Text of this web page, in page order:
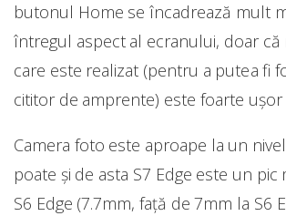
butonul Home se încadrează mult
întregul aspect al ecranului, doar că
care este realizat (pentru a putea fi
cititor de amprente) este foarte ușor
Camera foto este aproape la un
poate și de asta S7 Edge este un pic
S6 Edge (7.7mm, față de 7mm la S6